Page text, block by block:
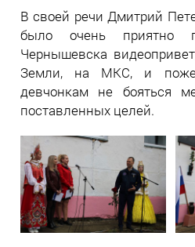
В своей речи Дмитрий
было очень приятно
Чернышевска
Земли, на МКС, и
девчонкам не бояться
поставленных целей.